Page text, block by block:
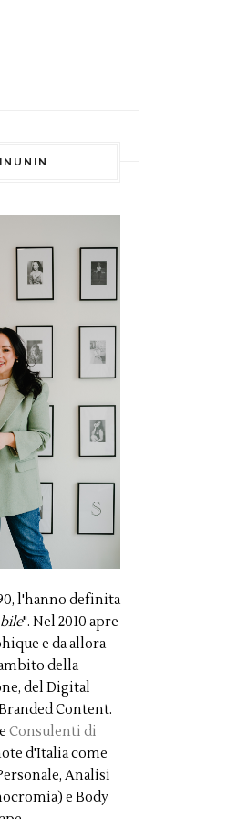
l'hanno definita
". Nel 2010 apre
e da allora
della
del Digital
Content.
Consulenti di
d'Italia come
Analisi
e Body